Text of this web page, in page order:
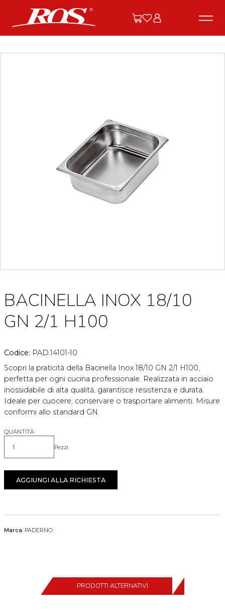
BACINELLA INOX 18/10
GN 2/1 H100
Codice: PAD.14101-10
Scopri la praticità della Bacinella Inox 18/10 GN 2/1 H100,
perfetta per ogni cucina professionale. Realizzata in acciaio
inossidabile di alta qualità, garantisce resistenza e durata.
Ideale per cuocere, conservare o trasportare alimenti. Misure
conformi allo standard GN.
QUANTITÀ
Quantità Pezzi
AGGIUNGI ALLA RICHIESTA
Marca: PADERNO
PRODOTTI ALTERNATIVI